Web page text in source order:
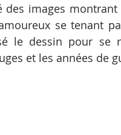
des images
amoureux se tenant
le dessin pour se
et les années de